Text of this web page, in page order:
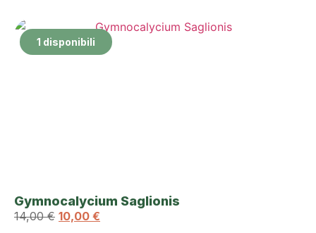
1 disponibili
Gymnocalycium Saglionis
14,00€ 10,00 €